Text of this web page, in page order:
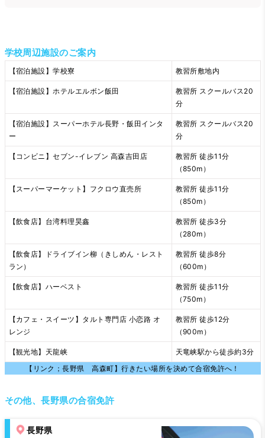
学校周辺施設のご案内
【宿泊施設】学校寮 教習所敷地内
【宿泊施設】ホテルエルボン飯田
教習所 スクールバス20
分
【宿泊施設】スーパーホテル長野・飯田インタ
ー
教習所 スクールバス20
分
【コンビニ】セブン-イレブン 高森吉田店
教習所 徒歩11分
（850m）
【スーパーマーケット】フクロウ直売所
教習所 徒歩11分
（850m）
【飲食店】台湾料理昊鑫
教習所 徒歩3分
（280m）
【飲食店】ドライブイン柳（きしめん・レスト
ラン）
教習所 徒歩8分
（600m）
【飲食店】ハーベスト
教習所 徒歩11分
（750m）
【カフェ・スイーツ】タルト専門店 小恋路 オ
レンジ
教習所 徒歩12分
（900m）
【観光地】天龍峡
天竜峡駅から徒歩約3分
【リンク；長野県 高森町】行きたい場所を決めて合宿免許へ！
その他、長野県の合宿免許
長野県